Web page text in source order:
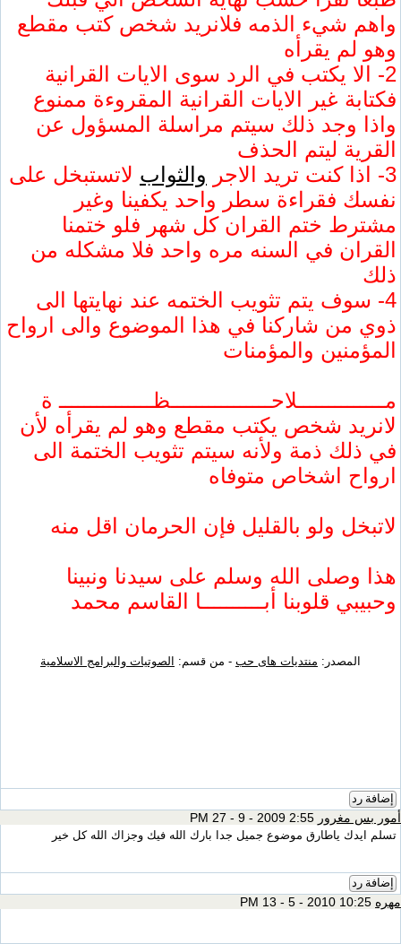
واهم شيء الذمه فلانريد شخص كتب مقطع
وهو لم يقرأه
2- الا يكتب في الرد سوى الايات القرانية
فكتابة غير الايات القرانية المقروءة ممنوع
واذا وجد ذلك سيتم مراسلة المسؤول عن
القرية ليتم الحذف
3- اذا كنت تريد الاجر
والثواب لاتستبخل على
نفسك فقراءة سطر واحد يكفينا وغير
مشترط ختم القران كل شهر فلو ختمنا
القران في السنه مره واحد فلا مشكله من
ذلك
4- سوف يتم تثويب الختمه عند نهايتها الى
ذوي من شاركنا في هذا الموضوع والى ارواح
المؤمنين والمؤمنات
مــــــــــــــلاحــــــــــــــــظـــــــــــــــ ة
لانريد شخص يكتب مقطع وهو لم يقرأه لأن
في ذلك ذمة ولأنه سيتم تثويب الختمة الى
ارواح اشخاص متوفاه
لاتبخل ولو بالقليل فإن الحرمان اقل منه
هذا وصلى الله وسلم على سيدنا ونبينا
وحبيبي قلوبنا أبــــــــــا القاسم محمد
المصدر: منتديات هاى حب - من قسم: الصوتيات والبرامج الاسلامية
إضافة رد
أمور بس مغرور
تسلم ايدك ياطارق موضوع جميل جدا بارك الله فيك وجزاك الله كل خير
إضافة رد
مهره